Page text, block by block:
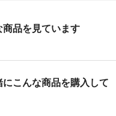
商品を見ています
こんな商品を購入して